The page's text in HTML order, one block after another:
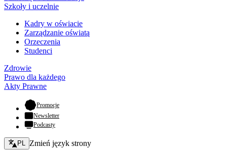
Szkoły i uczelnie
Kadry w oświacie
Zarządzanie oświatą
Orzeczenia
Studenci
Zdrowie
Prawo dla każdego
Akty Prawne
Promocje- otwiera się w nowej karcie
Newsletter
Podcasty
Zmień język - bieżący:
PL Zmień język strony